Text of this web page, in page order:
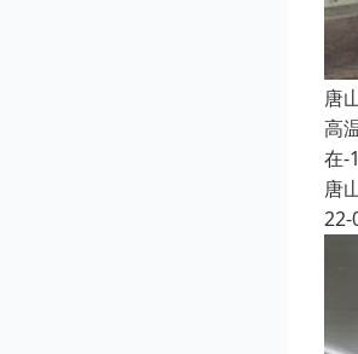
唐
高
在-
唐
22-